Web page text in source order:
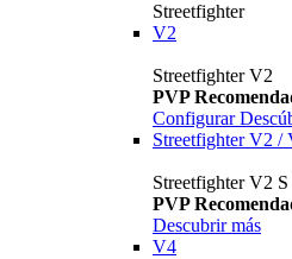
Streetfighter
V2
Streetfighter V2
PVP
Configurar
Streetfighter V2 /
Streetfighter V2 S
PVP
Descubrir más
V4